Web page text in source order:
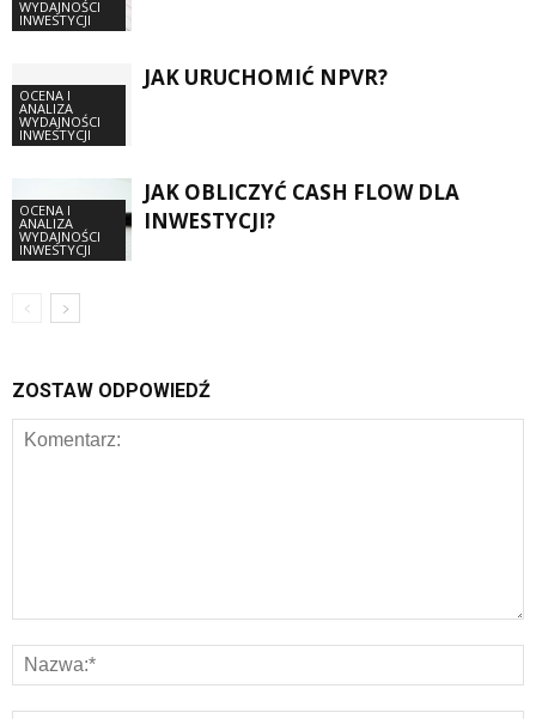
WYDAJNOŚCI
INWESTYCJI
OCENA I
ANALIZA
WYDAJNOŚCI
INWESTYCJI
JAK URUCHOMIĆ NPVR?
OCENA I
ANALIZA
WYDAJNOŚCI
INWESTYCJI
JAK OBLICZYĆ CASH FLOW DLA
INWESTYCJI?
ZOSTAW ODPOWIEDŹ